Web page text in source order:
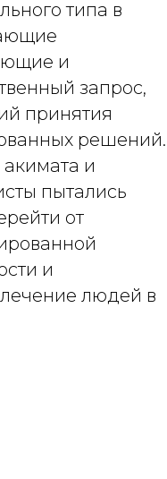
типа в
и
запрос,
принятия
решений.
и
пытались
от
и
людей в